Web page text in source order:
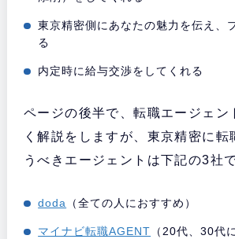
東京精密側にあなたの魅力を伝え、
る
内定時に給与交渉をしてくれる
ページの後半で、転職エージェン
く解説をしますが、東京精密に転
うべきエージェントは下記の3社で
doda （全ての人におすすめ）
マイナビ転職AGENT （20代、30代